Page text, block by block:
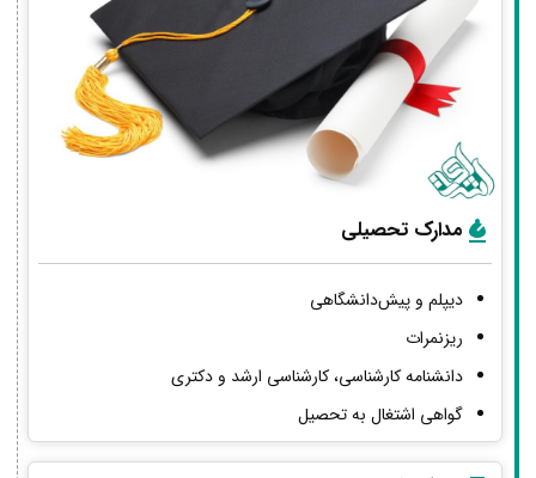
مدارک تحصیلی
دیپلم و پیش‌دانشگاهی
ریزنمرات
دانشنامه کارشناسی، کارشناسی ارشد و دکتری
گواهی اشتغال به تحصیل